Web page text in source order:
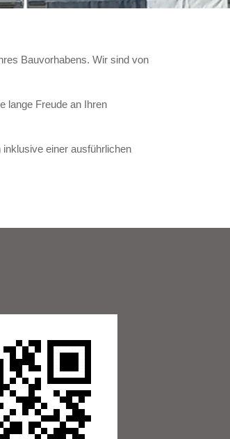
Bauvorhabens. Wir sind von
lange Freude an Ihren
einer ausführlichen